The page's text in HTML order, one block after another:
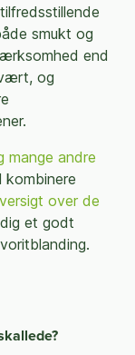
smukt og
end
og
mange andre
kombinere
over de
et godt